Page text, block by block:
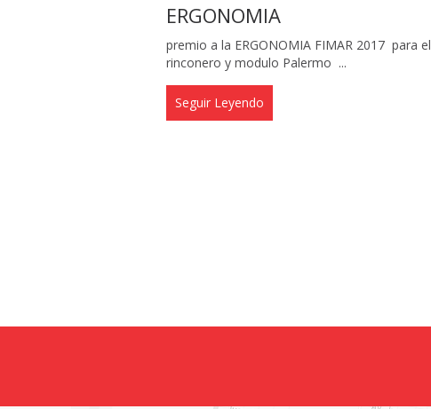
ERGONOMIA
premio a la ERGONOMIA FIMAR 2017 para el
rinconero y modulo Palermo ...
Seguir Leyendo